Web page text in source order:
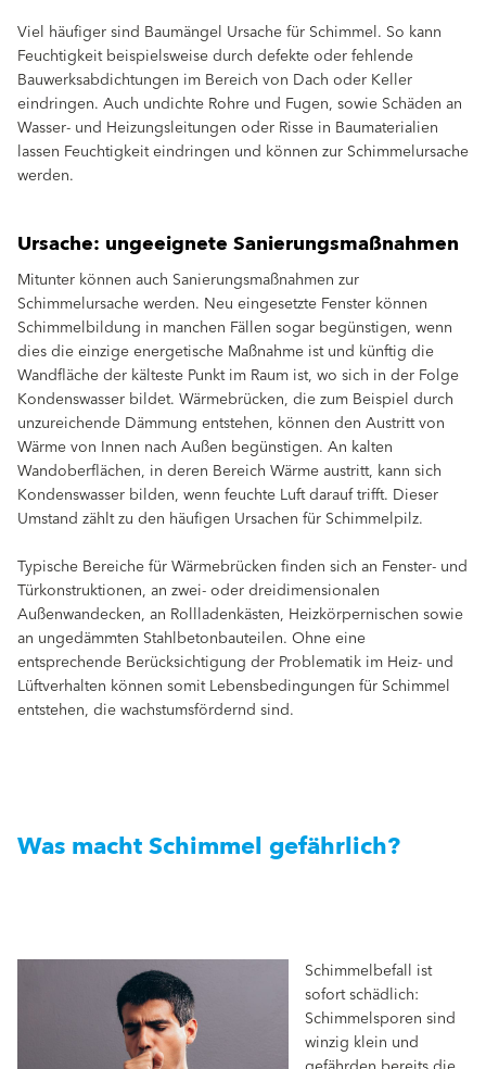
Viel häufiger sind Baumängel Ursache für Schimmel. So kann
Feuchtigkeit beispielsweise durch defekte oder fehlende
Bauwerksabdichtungen im Bereich von Dach oder Keller
eindringen. Auch undichte Rohre und Fugen, sowie Schäden an
Wasser- und Heizungsleitungen oder Risse in Baumaterialien
lassen Feuchtigkeit eindringen und können zur Schimmelursache
werden.
Ursache: ungeeignete Sanierungsmaßnahmen
Mitunter können auch Sanierungsmaßnahmen zur
Schimmelursache werden. Neu eingesetzte Fenster können
Schimmelbildung in manchen Fällen sogar begünstigen, wenn
dies die einzige energetische Maßnahme ist und künftig die
Wandfläche der kälteste Punkt im Raum ist, wo sich in der Folge
Kondenswasser bildet. Wärmebrücken, die zum Beispiel durch
unzureichende Dämmung entstehen, können den Austritt von
Wärme von Innen nach Außen begünstigen. An kalten
Wandoberflächen, in deren Bereich Wärme austritt, kann sich
Kondenswasser bilden, wenn feuchte Luft darauf trifft. Dieser
Umstand zählt zu den häufigen Ursachen für Schimmelpilz.
Typische Bereiche für Wärmebrücken finden sich an Fenster- und
Türkonstruktionen, an zwei- oder dreidimensionalen
Außenwandecken, an Rollladenkästen, Heizkörpernischen sowie
an ungedämmten Stahlbetonbauteilen. Ohne eine
entsprechende Berücksichtigung der Problematik im Heiz- und
Lüftverhalten können somit Lebensbedingungen für Schimmel
entstehen, die wachstumsfördernd sind.
Was macht Schimmel gefährlich?
Schimmelbefall ist
sofort schädlich:
Schimmelsporen sind
winzig klein und